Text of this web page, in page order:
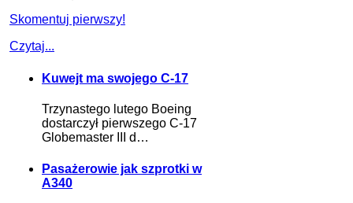
Skomentuj pierwszy!
Czytaj...
Kuwejt ma swojego C-17
Trzynastego lutego Boeing
dostarczył pierwszego C-17
Globemaster III d…
Pasażerowie jak szprotki w
A340